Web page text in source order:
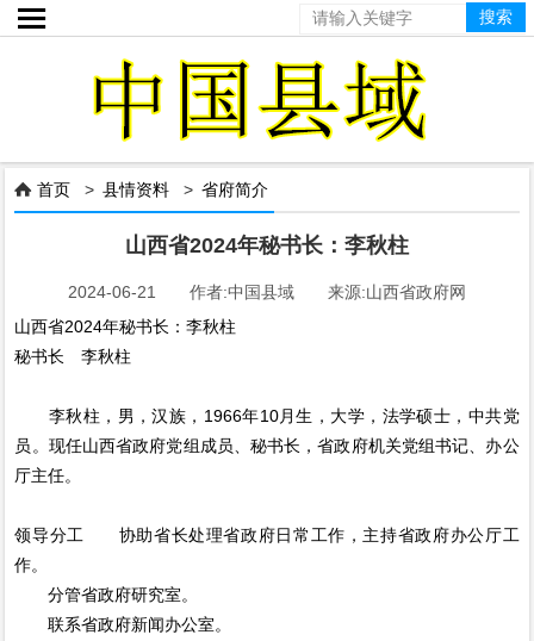

 首页 >县情资料 >省府简介
山西省2024年秘书长：李秋柱
2024-06-21 作者:中国县域 来源:山西省政府网
山西省2024年秘书长：李秋柱
秘书长 李秋柱
李秋柱，男，汉族，1966年10月生，大学，法学硕士，中共党
员。现任山西省政府党组成员、秘书长，省政府机关党组书记、办公
厅主任。
领导分工 协助省长处理省政府日常工作，主持省政府办公厅工
作。
分管省政府研究室。
联系省政府新闻办公室。